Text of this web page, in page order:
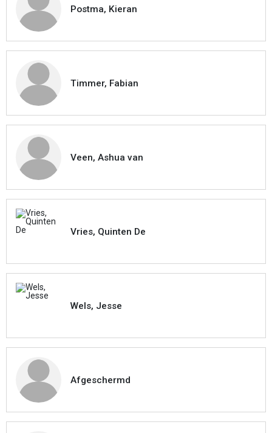
Postma, Kieran
Timmer, Fabian
Veen, Ashua van
Vries, Quinten De
Wels, Jesse
Afgeschermd